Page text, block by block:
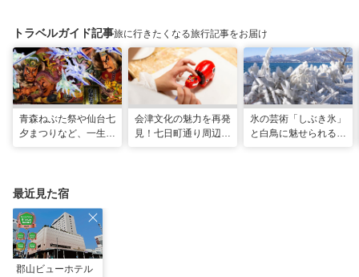
トラベルガイド記事旅に行きたくなる旅行記事をお届け
青森ねぶた祭や仙台七
夕まつりなど、一生に
会津文化の魅力を再発
見！七日町通り周辺の
氷の芸術「しぶき氷」
と白鳥に魅せられる！
最近見た宿
郡山ビューホテル